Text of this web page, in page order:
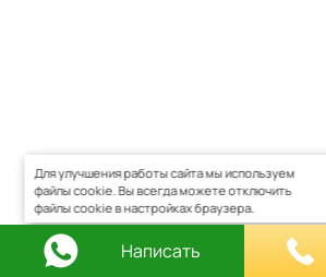
Для улучшения работы сайта мы используем
файлы cookie. Вы всегда можете отключить
файлы cookie в настройках браузера.
Написать